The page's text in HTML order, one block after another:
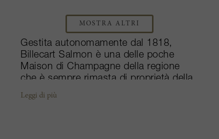
MOSTRA ALTRI
Gestita autonomamente dal 1818,
Billecart Salmon è una delle poche
Maison di Champagne della regione
che è sempre rimasta di proprietà della
famiglia. La Maison si trova nel cuore
della Champagne, nascosta nel paesino
Leggi di più